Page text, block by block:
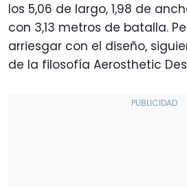
los 5,06 de largo, 1,98 de
con 3,13 metros de batalla.
arriesgar con el diseño,
de la filosofía Aerosthetic